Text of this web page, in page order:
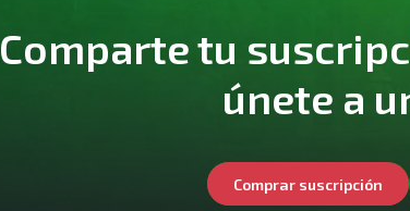
Comparte tu
únete a
Comprar suscripción